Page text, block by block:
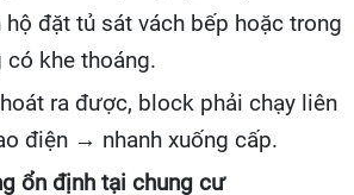
hộ đặt tủ sát vách bếp hoặc trong
có khe thoáng.
ra được, block phải chạy liên
điện → nhanh xuống cấp.
ổn định tại chung cư